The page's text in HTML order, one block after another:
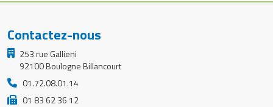
Contactez-nous
253 rue Gallieni
92100 Boulogne Billancourt
01.72.08.01.14
01 83 62 36 12